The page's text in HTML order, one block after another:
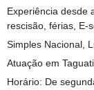
Experiência desde
rescisão, férias, E-
Simples Nacional,
Atuação em
Horário: De